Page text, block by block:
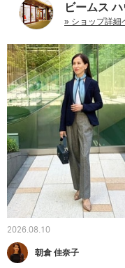
ビームス
» ショップ詳細
2026.08.10
朝倉 佳奈子